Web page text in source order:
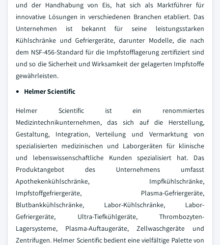
und der Handhabung von Eis, hat sich als Marktführer für
innovative Lösungen in verschiedenen Branchen etabliert. Das
Unternehmen ist bekannt für seine leistungsstarken
Kühlschränke und Gefriergeräte, darunter Modelle, die nach
dem NSF-456-Standard für die Impfstofflagerung zertifiziert sind
und so die Sicherheit und Wirksamkeit der gelagerten Impfstoffe
gewährleisten.
Helmer Scientific
Helmer Scientific ist ein renommiertes
Medizintechnikunternehmen, das sich auf die Herstellung,
Gestaltung, Integration, Verteilung und Vermarktung von
spezialisierten medizinischen und Laborgeräten für klinische
und lebenswissenschaftliche Kunden spezialisiert hat. Das
Produktangebot des Unternehmens umfasst
Apothekenkühlschränke, Impfkühlschränke,
Impfstoffgefriergeräte, Plasma-Gefriergeräte,
Blutbankkühlschränke, Labor-Kühlschränke, Labor-
Gefriergeräte, Ultra-Tiefkühlgeräte, Thrombozyten-
Lagersysteme, Plasma-Auftaugeräte, Zellwaschgeräte und
Zentrifugen. Helmer Scientific bedient eine vielfältige Palette von